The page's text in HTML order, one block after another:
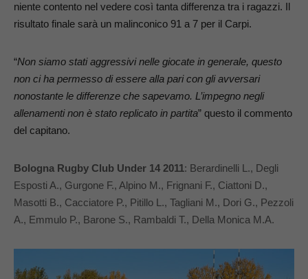
niente contento nel vedere così tanta differenza tra i ragazzi. Il
risultato finale sarà un malinconico 91 a 7 per il Carpi.
“Non siamo stati aggressivi nelle giocate in generale, questo
non ci ha permesso di essere alla pari con gli avversari
nonostante le differenze che sapevamo. L’impegno negli
allenamenti non è stato replicato in partita” questo il commento
del capitano.
Bologna Rugby Club Under 14 2011: Berardinelli L., Degli
Esposti A., Gurgone F., Alpino M., Frignani F., Ciattoni D.,
Masotti B., Cacciatore P., Pitillo L., Tagliani M., Dori G., Pezzoli
A., Emmulo P., Barone S., Rambaldi T., Della Monica M.A.